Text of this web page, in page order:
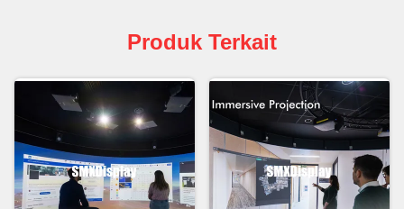
Produk Terkait